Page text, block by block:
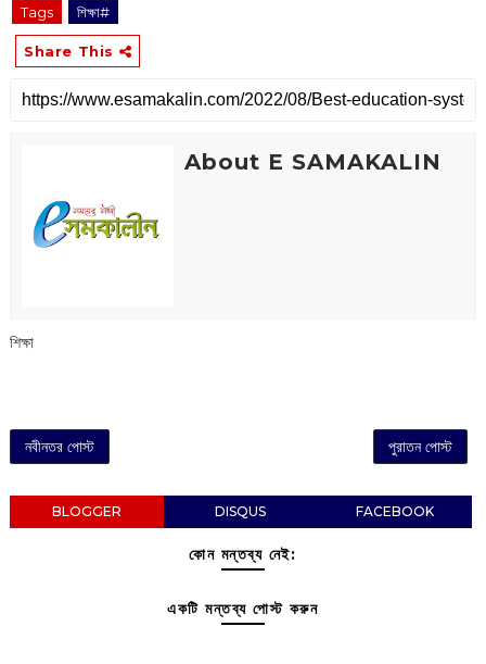
Tags শিক্ষা#
Share This
About E SAMAKALIN
শিক্ষা
নবীনতর পোস্ট পুরাতন পোস্ট
BLOGGER DISQUS FACEBOOK
কোন মন্তব্য নেই:
একটি মন্তব্য পোস্ট করুন